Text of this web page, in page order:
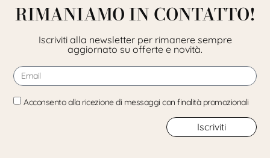
RIMANIAMO IN CONTATTO!
Iscriviti alla newsletter per rimanere sempre
aggiornato su offerte e novità.
Acconsento alla ricezione di messaggi con finalità promozionali
Iscriviti